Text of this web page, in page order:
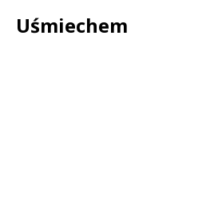
Uśmiechem